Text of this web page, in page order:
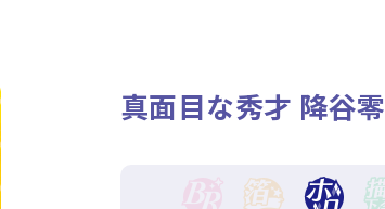
Card List Rule / Q&A
真面目な秀才 降谷零